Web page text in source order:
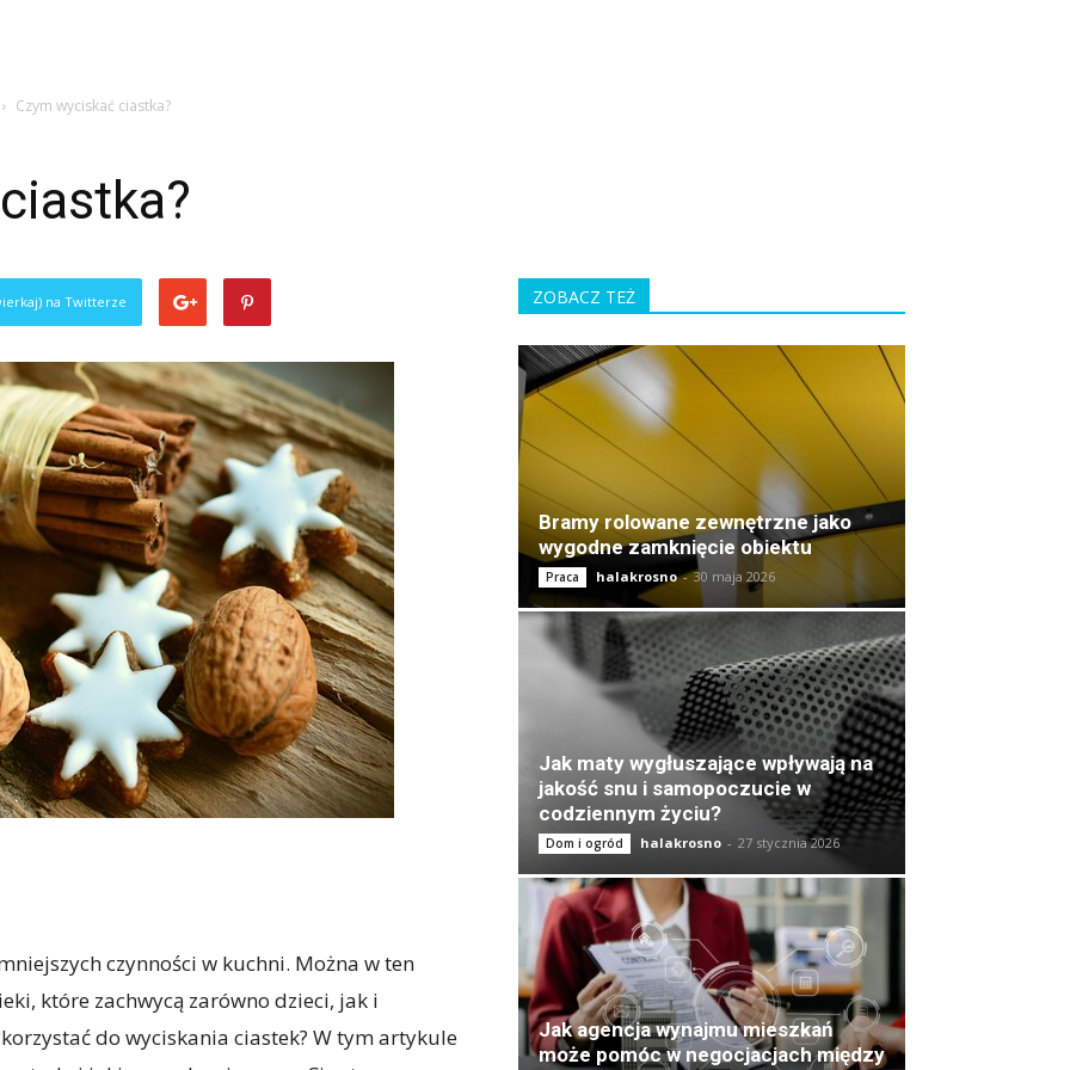
Czym wyciskać ciastka?
na Twitterze
czynności w kuchni. Można w ten
które zachwycą zarówno dzieci, jak i
do wyciskania ciastek? W tym artykule
ZOBACZ TEŻ
Bramy rolowane zewnętrzne jako
wygodne zamknięcie obiektu
Praca halakrosno - 30 maja 2026
Jak maty wygłuszające wpływają na
jakość snu i samopoczucie w
codziennym życiu?
Dom i ogród halakrosno - 27 stycznia 2026
Jak agencja wynajmu mieszkań
może pomóc w negocjacjach między